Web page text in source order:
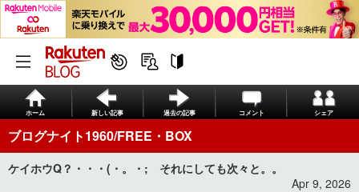
ホーム 新しい記事 過去の記事 コメント シェア
ブログナイト1960/FREE・BOX
ケイホウQ？・・・(・。・; それにしても次々と。。
Apr 9, 2026